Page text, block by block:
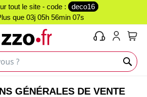
tout le site - code :
deco16
que 03j 05h 56min 06s
GÉNÉRALES DE VENTE